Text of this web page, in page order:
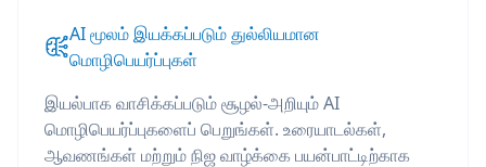
AI மூலம் இயக்கப்படும் துல்லியமான
மொழிபெயர்ப்புகள்
இயல்பாக வாசிக்கப்படும் சூழல்-அறியும் AI
மொழிபெயர்ப்புகளைப் பெறுங்கள். உரையாடல்கள்,
ஆவணங்கள் மற்றும் நிஜ வாழ்க்கை பயன்பாட்டிற்காக